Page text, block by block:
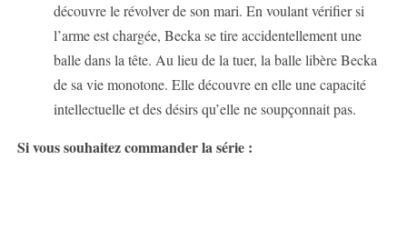
découvre le révolver de son mari. En voulant vérifier si
l’arme est chargée, Becka se tire accidentellement une
balle dans la tête. Au lieu de la tuer, la balle libère Becka
de sa vie monotone. Elle découvre en elle une capacité
intellectuelle et des désirs qu’elle ne soupçonnait pas.
Si vous souhaitez commander la série :